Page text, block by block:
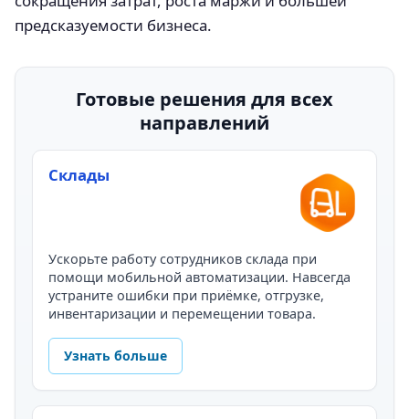
предсказуемости бизнеса.
Готовые решения для всех
направлений
Склады
Ускорьте работу сотрудников склада при
помощи мобильной автоматизации. Навсегда
устраните ошибки при приёмке, отгрузке,
инвентаризации и перемещении товара.
Узнать больше